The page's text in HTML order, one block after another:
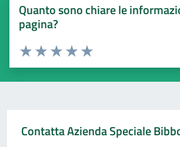
Quanto sono chiare le
pagina?
Valuta 5 stelle su 5
Valuta 4 stelle su 5
Valuta 3 stelle su 5
Valuta 2 stelle su 5
Valuta 1 stelle su 5
Contatta Azienda Speciale